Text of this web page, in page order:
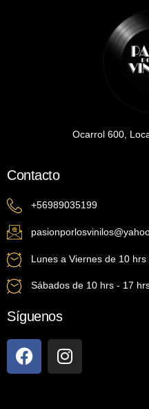
Ocarrol 600,
Contacto
+56989035199
Lunes a Viernes de 10
Sábados de 10 hrs - 17
Síguenos